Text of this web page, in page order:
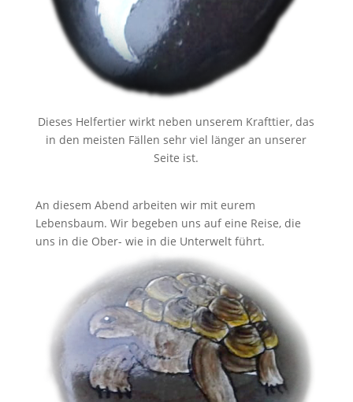
Dieses Helfertier wirkt neben unserem Krafttier, das
in den meisten Fällen sehr viel länger an unserer
Seite ist.
An diesem Abend arbeiten wir mit eurem
Lebensbaum. Wir begeben uns auf eine Reise, die
uns in die Ober- wie in die Unterwelt führt.